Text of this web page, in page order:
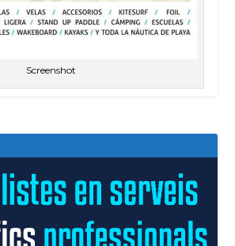
Screenshot